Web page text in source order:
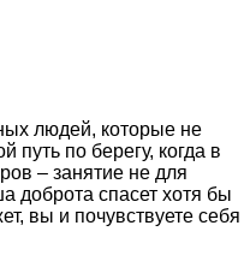
людей, которые не
путь по берегу, когда в
– занятие не для
доброта спасет хотя бы
вы и почувствуете себя